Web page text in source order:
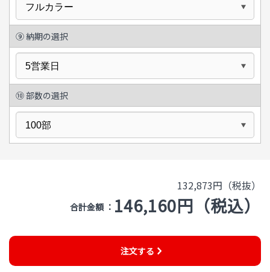
⑨納期の選択
⑩部数の選択
132,873円（税抜）
合計金額 ： 146,160円（税込）
注文する